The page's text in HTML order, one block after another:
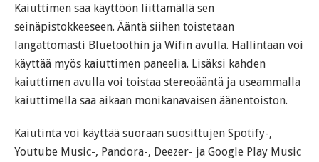
Kaiuttimen saa käyttöön liittämällä sen
seinäpistokkeeseen. Ääntä siihen toistetaan
langattomasti Bluetoothin ja Wifin avulla. Hallintaan voi
käyttää myös kaiuttimen paneelia. Lisäksi kahden
kaiuttimen avulla voi toistaa stereoääntä ja useammalla
kaiuttimella saa aikaan monikanavaisen äänentoiston.
Kaiutinta voi käyttää suoraan suosittujen Spotify-,
Youtube Music-, Pandora-, Deezer- ja Google Play Music